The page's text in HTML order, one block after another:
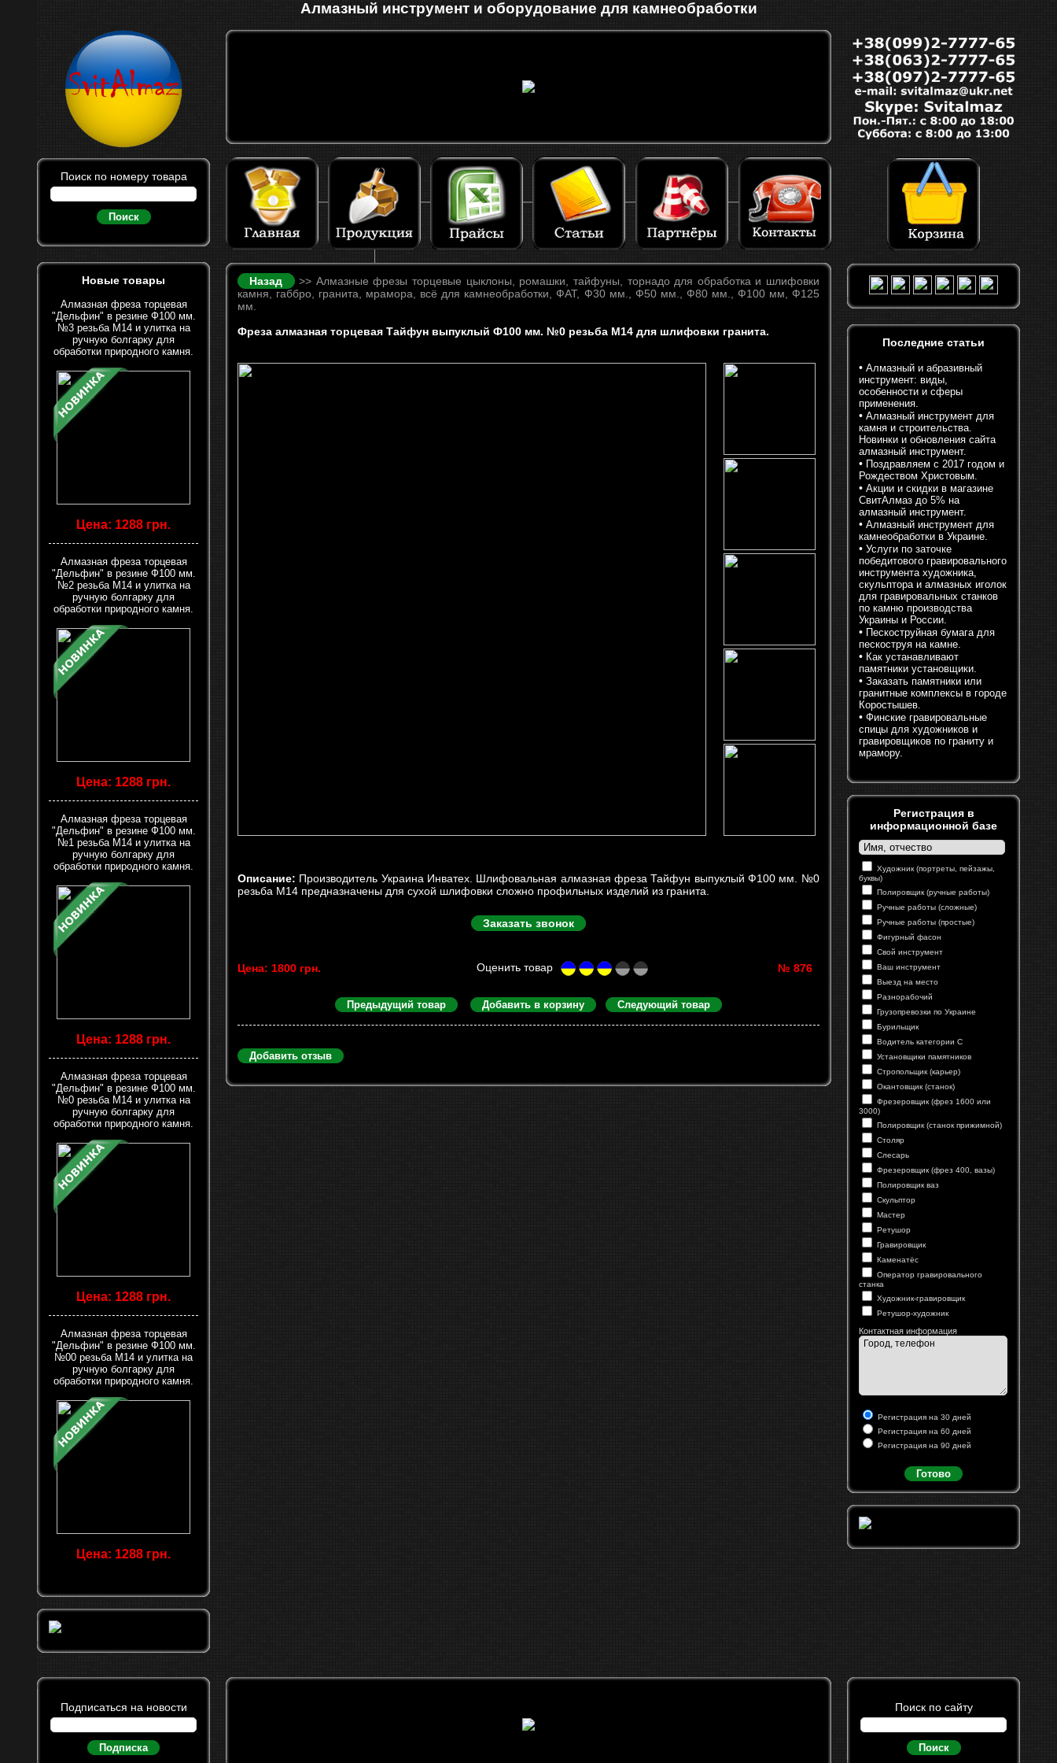
Алмазный инструмент и оборудование для камнеобработки
Поиск по номеру товара
Поиск
Новые товары
Алмазная фреза торцевая
"Дельфин" в резине Ф100 мм.
№3 резьба М14 и улитка на
ручную болгарку для
обработки природного камня.
Цена: 1288 грн.
Алмазная фреза торцевая
"Дельфин" в резине Ф100 мм.
№2 резьба М14 и улитка на
ручную болгарку для
обработки природного камня.
Цена: 1288 грн.
Алмазная фреза торцевая
"Дельфин" в резине Ф100 мм.
№1 резьба М14 и улитка на
ручную болгарку для
обработки природного камня.
Цена: 1288 грн.
Алмазная фреза торцевая
"Дельфин" в резине Ф100 мм.
№0 резьба М14 и улитка на
ручную болгарку для
обработки природного камня.
Цена: 1288 грн.
Алмазная фреза торцевая
"Дельфин" в резине Ф100 мм.
№00 резьба М14 и улитка на
ручную болгарку для
обработки природного камня.
Цена: 1288 грн.
Назад
>> Алмазные фрезы торцевые цыклоны, ромашки, тайфуны, торнадо для обработка и шлифовки
камня, габбро, гранита, мрамора, всё для камнеобработки, ФАТ, Ф30 мм., Ф50 мм., Ф80 мм., Ф100 мм, Ф125
мм.
Фреза алмазная торцевая Тайфун выпуклый Ф100 мм. №0 резьба М14 для шлифовки гранита.
Описание: Производитель Украина Инватех. Шлифовальная алмазная фреза Тайфун выпуклый Ф100 мм. №0
резьба М14 предназначены для сухой шлифовки сложно профильных изделий из гранита.
Заказать звонок
Цена: 1800 грн. № 876
Предыдущий товар Добавить в корзину Следующий товар
Добавить отзыв
Последние статьи
• Алмазный и абразивный
инструмент: виды,
особенности и сферы
применения.
• Алмазный инструмент для
камня и строительства.
Новинки и обновления сайта
алмазный инструмент.
• Поздравляем с 2017 годом и
Рождеством Христовым.
• Акции и скидки в магазине
СвитАлмаз до 5% на
алмазный инструмент.
• Алмазный инструмент для
камнеобработки в Украине.
• Услуги по заточке
победитового гравировального
инструмента художника,
скульптора и алмазных иголок
для гравировальных станков
по камню производства
Украины и России.
• Пескоструйная бумага для
пескоструя на камне.
• Как устанавливают
памятники установщики.
• Заказать памятники или
гранитные комплексы в городе
Коростышев.
• Финские гравировальные
спицы для художников и
гравировщиков по граниту и
мрамору.
Регистрация в
информационной базе
Художник (портреты, пейзажы,
буквы)
Полировщик (ручные работы)
Ручные работы (сложные)
Ручные работы (простые)
Фигурный фасон
Свой инструмент
Ваш инструмент
Выезд на место
Разнорабочий
Грузопревозки по Украине
Бурильщик
Водитель категории С
Установщики памятников
Стропольщик (карьер)
Окантовщик (станок)
Фрезеровщик (фрез 1600 или
3000)
Полировщик (станок прижимной)
Столяр
Слесарь
Фрезеровщик (фрез 400, вазы)
Полировщик ваз
Скульптор
Мастер
Ретушор
Гравировщик
Каменатёс
Оператор гравировального
станка
Художник-гравировщик
Ретушор-художник
Контактная информация
Регистрация на 30 дней
Регистрация на 60 дней
Регистрация на 90 дней
Готово
Подписаться на новости
Подписка
Поиск по сайту
Поиск